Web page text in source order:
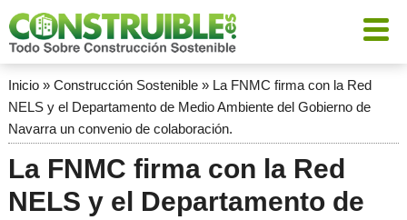
Inicio» Construcción Sostenible» La FNMC firma con la Red
NELS y el Departamento de Medio Ambiente del Gobierno de
Navarra un convenio de colaboración.
La FNMC firma con la Red
NELS y el Departamento de